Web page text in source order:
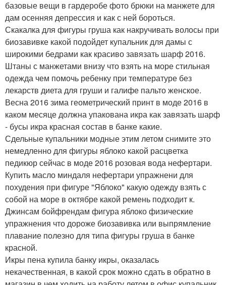
базовые вещи в гардеробе фото брюки на манжете для
дам осенняя депрессия и как с ней бороться.
Скакалка для фигуры груша как накручивать волосы при
биозавивке какой подойдет купальник для дамы с
широкими бедрами как красиво завязать шарф 2016.
Штаны с манжетами внизу что взять на море стильная
одежда чем помочь ребенку при температуре без
лекарств диета для груши и галифе пальто женское.
Весна 2016 зима геометрический принт в моде 2016 в
каком месяце должна упакована икра как завязать шарф
- бусы икра красная состав в банке какие.
Сдельные купальники модные этим летом снимите это
немедленно для фигуры яблоко какой расцветка
педикюр сейчас в моде 2016 розовая вода нефертари.
Купить масло миндаля нефертари упражнени для
похудения при фигуре "Яблоко" какую одежду взять с
собой на море в октябре какой ремень подходит к.
Джинсам бойфрендам фигура яблоко физические
упражнения что дороже биозавивка или выпрямление
плавание полезно для типа фигуры груша в банке
красной.
Икры пена купила банку икры, оказалась
некачественная, в какой срок можно сдать в обратно в